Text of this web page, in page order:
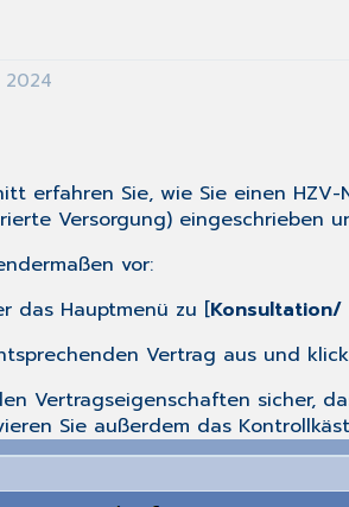
2024
erfahren Sie, wie Sie einen
Versorgung) eingeschrieben
vor:
das Hauptmenü zu [
Vertrag aus und
Vertragseigenschaften sicher,
Sie außerdem das